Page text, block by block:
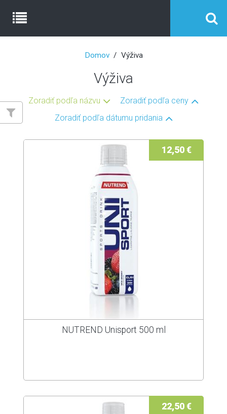
Domov Výživa
Výživa
Zoradiť podľa názvu
Zoradiť podľa ceny
Zoradiť podľa dátumu pridania
12,50 €
NUTREND Unisport 500 ml
22,50 €